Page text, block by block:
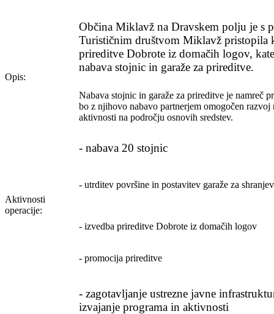
Opis:
Občina Miklavž na Dravskem polju je s
Turističnim društvom Miklavž pristopila
prireditve Dobrote iz domačih logov,
nabava stojnic in garaže za prireditve.
Nabava stojnic in garaže za prireditve je namreč
bo z njihovo nabavo partnerjem omogočen
aktivnosti na področju osnovih sredstev.
Aktivnosti
operacije:
- nabava 20 stojnic
- utrditev površine in postavitev garaže za
- izvedba prireditve Dobrote iz domačih logov
- promocija prireditve
- zagotavljanje ustrezne javne
izvajanje programa in aktivnosti